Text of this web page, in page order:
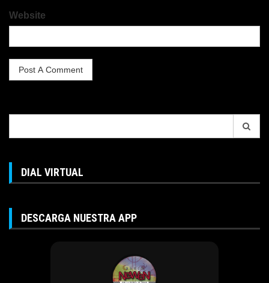
Website
for:
DIAL VIRTUAL
DESCARGA NUESTRA APP